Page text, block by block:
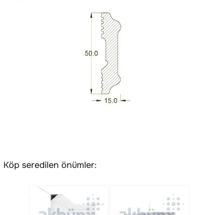
Köp seredilen önümler: